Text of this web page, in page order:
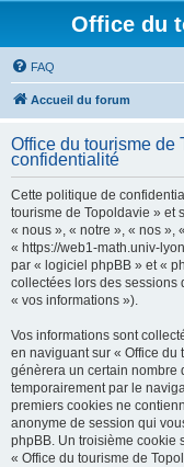
Office du
FAQ
Accueil du forum
Office du tourisme de
confidentialité
Cette politique de
tourisme de Topoldavie » et
« nous », « notre », « nos »,
« https://web1-math.univ-
par « logiciel phpBB » et «
collectées lors des sessions
« vos informations »).
Vos informations sont
en naviguant sur « Office
génèrera un certain nombre
temporairement par le
premiers cookies ne
anonyme de session qui
phpBB. Un troisième cookie
« Office du tourisme de